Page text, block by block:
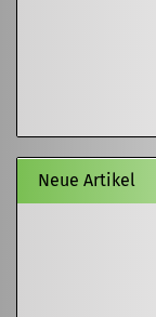
Neue Artikel